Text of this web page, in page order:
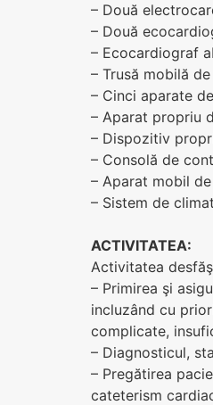
– Două
– Două
– Ecocardiograf
– Trusă mobilă
– Cinci aparate
– Aparat propriu
– Dispozitiv
– Consolă de
– Aparat mobil
– Sistem de
ACTIVITATEA:
Activitatea
– Primirea şi
incluzând cu
complicate,
– Diagnosticul,
– Pregătirea
cateterism